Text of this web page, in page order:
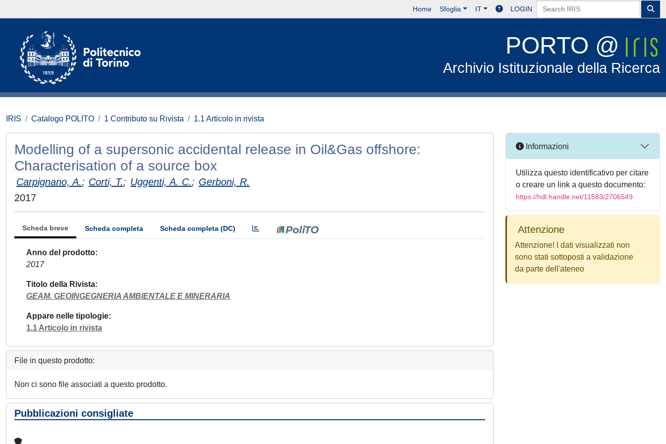
Home Sfoglia IT LOGIN
PORTO @
Archivio Istituzionale della Ricerca
IRIS Catalogo POLITO 1 Contributo su Rivista 1.1 Articolo in rivista
Modelling of a supersonic accidental release in Oil&Gas offshore:
Characterisation of a source box
Carpignano, A.; Corti, T.; Uggenti, A. C.; Gerboni, R.
2017
Scheda breve Scheda completa Scheda completa (DC)
Anno del prodotto
2017
Titolo della Rivista
GEAM. GEOINGEGNERIA AMBIENTALE E MINERARIA
Appare nelle tipologie
1.1 Articolo in rivista
File in questo prodotto:
Non ci sono file associati a questo prodotto.
Pubblicazioni consigliate
Informazioni
Utilizza questo identificativo per citare
o creare un link a questo documento:
https://hdl.handle.net/11583/2706549
Attenzione
Attenzione! I dati visualizzati non
sono stati sottoposti a validazione
da parte dell'ateneo